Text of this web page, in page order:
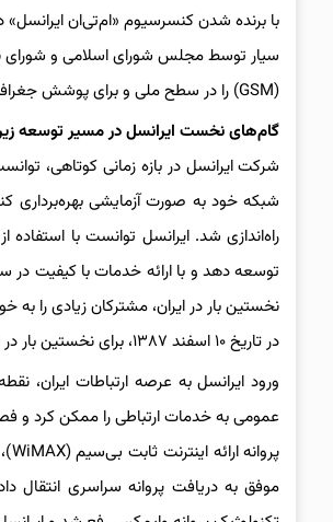
با برنده شدن کنسرسیوم «ام‌تی‌ان ایرانسل»
(GSM) را در سطح ملی و برای پوشش جغرافیایی سراسر ایران، از وزارت ارتباطات و فناوری‌اطلاعات دریافت کند.
گام‌هاینخست ایرانسل در مسیر توسعه
راه‌اندازی شد. ایرانسل توانست با
نخستین بار در ایران، مشترکان زیادی را به
در تاریخ ۱۰ اسفند ۱۳۸۷، برای نخستین بار در ایران، اپراتور ایرانسل با دریافت
ورود ایرانسل به عرصه ارتباطات
عمومی به خدمات ارتباطی را ممکن کرد و
موفق به دریافت پروانه سراسری